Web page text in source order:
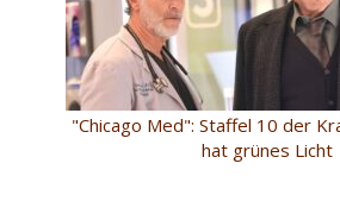
"Chicago Med": Staffel 10 der
hat grünes Licht